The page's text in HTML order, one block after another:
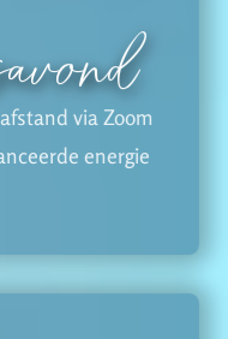
via Zoom
energie